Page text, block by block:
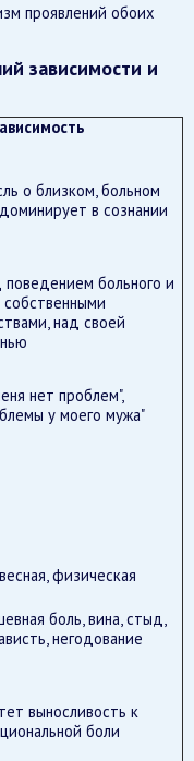
проявлений обоих
зависимости и
о близком, больном
в сознании
больного и
над своей
нет проблем",
у моего мужа"
физическая
боль, вина, стыд,
негодование
выносливость к
боли